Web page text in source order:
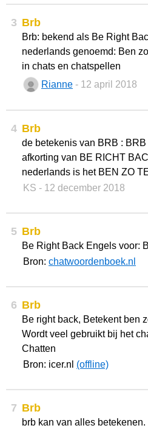
3 Brb
Brb: bekend als Be Right
nederlands genoemd: Ben
in chats en chatspellen
Rianne - 12 april 2018
4 Brb
de betekenis van BRB :
afkorting van BE RICHT
nederlands is het BEN ZO
KS - 12 december 2018
5 Brb
Be Right Back Engels voor:
Bron: chatwoordenboek.nl
6 Brb
Be right back, Betekent ben
Wordt veel gebruikt bij het
Chatten
Bron: icer.nl (offline)
7 Brb
brb kan van alles betekenen.